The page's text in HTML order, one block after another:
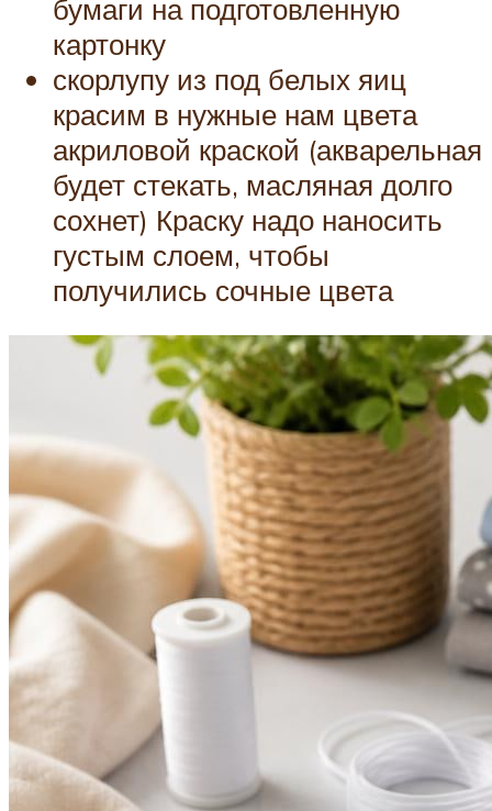
бумаги на подготовленную
картонку
скорлупу из под белых яиц
красим в нужные нам цвета
акриловой краской (акварельная
будет стекать, масляная долго
сохнет) Краску надо наносить
густым слоем, чтобы
получились сочные цвета